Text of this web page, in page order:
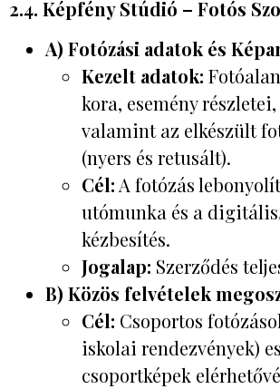
2.4. Képfény Stúdió – Fotós
A) Fotózási adatok és
Kezelt adatok:
kora, esemény
valamint az elkészült
(nyers és retusált).
Cél: A fotózás
utómunka és a
kézbesítés.
Jogalap: Szerződés
B) Közös felvételek
Cél: Csoportos
iskolai rendezvények)
csoportképek